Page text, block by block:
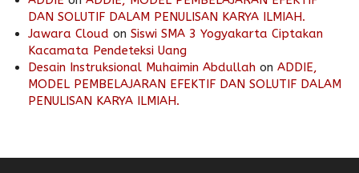
DAN SOLUTIF DALAM PENULISAN KARYA ILMIAH.
Jawara Cloud on Siswi SMA 3 Yogyakarta Ciptakan
Kacamata Pendeteksi Uang
Desain Instruksional Muhaimin Abdullah on ADDIE,
MODEL PEMBELAJARAN EFEKTIF DAN SOLUTIF DALAM
PENULISAN KARYA ILMIAH.